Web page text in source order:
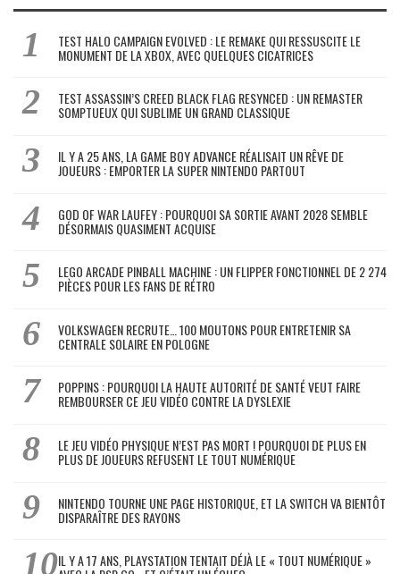
TEST HALO CAMPAIGN EVOLVED : LE REMAKE QUI RESSUSCITE LE
MONUMENT DE LA XBOX, AVEC QUELQUES CICATRICES
TEST ASSASSIN’S CREED BLACK FLAG RESYNCED : UN REMASTER
SOMPTUEUX QUI SUBLIME UN GRAND CLASSIQUE
IL Y A 25 ANS, LA GAME BOY ADVANCE RÉALISAIT UN RÊVE DE
JOUEURS : EMPORTER LA SUPER NINTENDO PARTOUT
GOD OF WAR LAUFEY : POURQUOI SA SORTIE AVANT 2028 SEMBLE
DÉSORMAIS QUASIMENT ACQUISE
LEGO ARCADE PINBALL MACHINE : UN FLIPPER FONCTIONNEL DE 2 274
PIÈCES POUR LES FANS DE RÉTRO
VOLKSWAGEN RECRUTE… 100 MOUTONS POUR ENTRETENIR SA
CENTRALE SOLAIRE EN POLOGNE
POPPINS : POURQUOI LA HAUTE AUTORITÉ DE SANTÉ VEUT FAIRE
REMBOURSER CE JEU VIDÉO CONTRE LA DYSLEXIE
LE JEU VIDÉO PHYSIQUE N’EST PAS MORT ! POURQUOI DE PLUS EN
PLUS DE JOUEURS REFUSENT LE TOUT NUMÉRIQUE
NINTENDO TOURNE UNE PAGE HISTORIQUE, ET LA SWITCH VA BIENTÔT
DISPARAÎTRE DES RAYONS
IL Y A 17 ANS, PLAYSTATION TENTAIT DÉJÀ LE « TOUT NUMÉRIQUE »